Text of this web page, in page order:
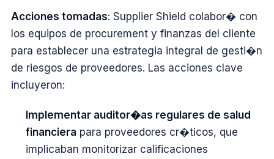
Acciones tomadas: Supplier Shield colabor� con
los equipos de procurement y finanzas del cliente
para establecer una estrategia integral de gesti�n
de riesgos de proveedores. Las acciones clave
incluyeron:
Implementar auditor�as regulares de salud
financiera para proveedores cr�ticos, que
implicaban monitorizar calificaciones